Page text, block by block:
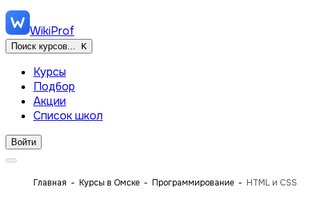
WikiProf
Поиск курсов... K
Курсы
Подбор
Акции
Список школ
Войти
Главная Курсы в Омске Программирование HTML и CSS